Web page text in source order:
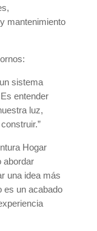
mantenimiento
sistema
entender
luz,
Hogar
abordar
una idea más
es un acabado